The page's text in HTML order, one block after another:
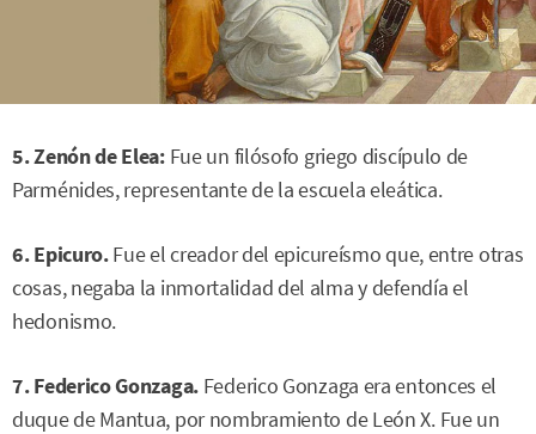
5. Zenón de Elea: Fue un filósofo griego discípulo de
Parménides, representante de la escuela eleática.
6. Epicuro.Fue el creador del epicureísmo que, entre otras
cosas, negaba la inmortalidad del alma y defendía el
hedonismo.
7. Federico Gonzaga. Federico Gonzaga era entonces el
duque de Mantua, por nombramiento de León X. Fue un